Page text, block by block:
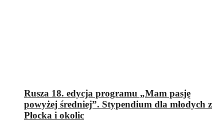
Rusza 18. edycja programu „Mam pasję
powyżej średniej”. Stypendium dla młodych z
Płocka i okolic